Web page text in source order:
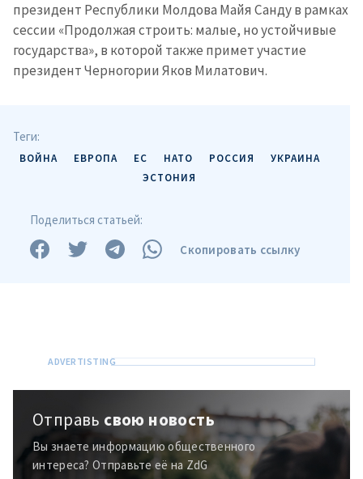
президент Республики Молдова Майя Санду в рамках
сессии «Продолжая строить: малые, но устойчивые
государства», в которой также примет участие
президент Черногории Яков Милатович.
Теги:
ВОЙНА ЕВРОПА ЕС НАТО РОССИЯ
УКРАИНА
ЭСТОНИЯ
Поделиться статьей:
Скопировать ссылку
Отправь свою новость
Вы знаете информацию общественного
интереса? Отправьте её на ZdG
изображение
Ссылка на медиа
+ Добавить ссылку на
медиа